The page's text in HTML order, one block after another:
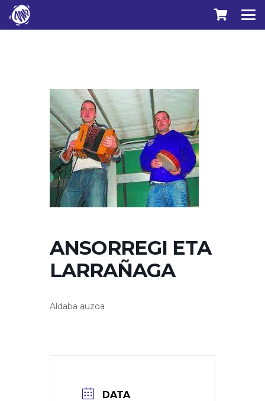
ANSORREGI ETA
LARRAÑAGA
Aldaba auzoa
DATA